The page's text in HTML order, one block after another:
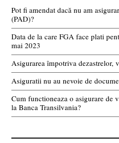
Pot fi amendat dacă nu am
(PAD)?
Data de la care FGA face plati
mai 2023
Asigurarea împotriva dezastrelor,
Asiguratii nu au nevoie de
Cum functioneaza o asigurare de
la Banca Transilvania?